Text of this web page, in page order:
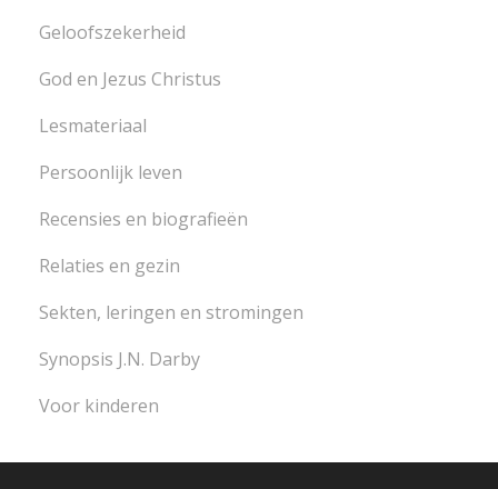
Geloofszekerheid
God en Jezus Christus
Lesmateriaal
Persoonlijk leven
Recensies en biografieën
Relaties en gezin
Sekten, leringen en stromingen
Synopsis J.N. Darby
Voor kinderen